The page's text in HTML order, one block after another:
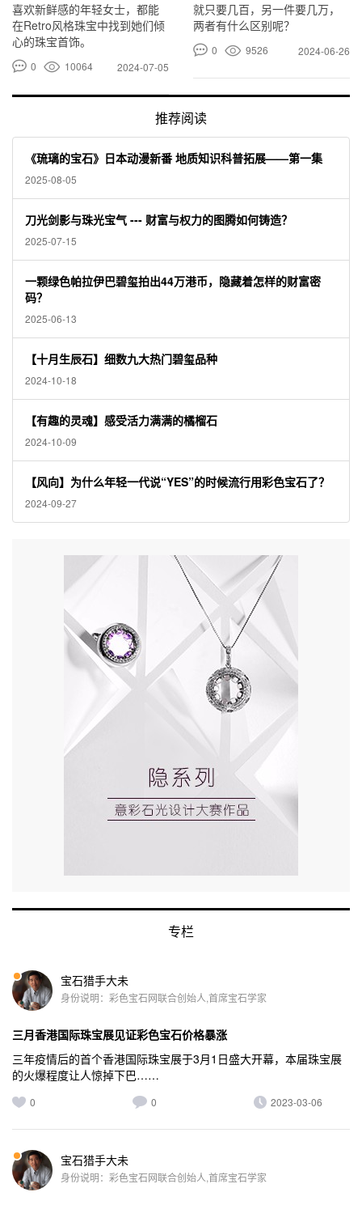
喜欢新鲜感的年轻女士，都能
在Retro风格珠宝中找到她们倾
心的珠宝首饰。
0 10064 2024-07-05
就只要几百，另一件要几万，
两者有什么区别呢？
0 9526 2024-06-26
推荐阅读
《琉璃的宝石》日本动漫新番 地质知识科普拓展——第一集
2025-08-05
刀光剑影与珠光宝气 --- 财富与权力的图腾如何铸造？
2025-07-15
一颗绿色帕拉伊巴碧玺拍出44万港币，隐藏着怎样的财富密
码？
2025-06-13
【十月生辰石】细数九大热门碧玺品种
2024-10-18
【有趣的灵魂】感受活力满满的橘榴石
2024-10-09
【风向】为什么年轻一代说“YES”的时候流行用彩色宝石了？
2024-09-27
专栏
宝石猎手大未
身份说明：彩色宝石网联合创始人,首席宝石学家
三月香港国际珠宝展见证彩色宝石价格暴涨
三年疫情后的首个香港国际珠宝展于3月1日盛大开幕，本届珠宝展
的火爆程度让人惊掉下巴……
0 0 2023-03-06
宝石猎手大未
身份说明：彩色宝石网联合创始人,首席宝石学家